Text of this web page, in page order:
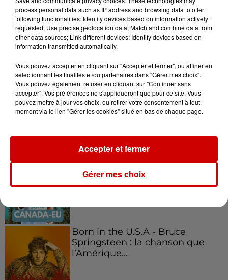
de la...
Podcasts Voir plus
Kelly Massol, figure
emblématique de
l'entrepreneuriat féminin
Aménager un school bus au
Canada et accueillir les bleus à
Boston,...
Born in the U.S.A - Bruce
Springsteen : la chanson que
l’Amérique...
process personal data such as IP address and browsing data to offer
following functionalities: Identify devices based on information actively
requested; Use precise geolocation data; Match and combine data from
other data sources; Link different devices; Identify devices based on
information transmitted automatically.
Vous pouvez accepter en cliquant sur "Accepter et fermer", ou affiner en
sélectionnant les finalités et/ou partenaires dans "Gérer mes choix".
Vous pouvez également refuser en cliquant sur "Continuer sans
accepter". Vos préférences ne s'appliqueront que pour ce site. Vous
pouvez mettre à jour vos choix, ou retirer votre consentement à tout
moment via le lien "Gérer les cookies" situé en bas de chaque page.
Gérer mes choix
Accepter et fermer